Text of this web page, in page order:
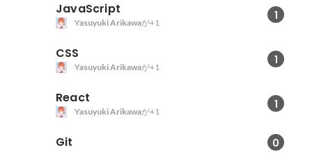
JavaScript 1
Yasuyuki Arikawaが+1
CSS 1
Yasuyuki Arikawaが+1
React 1
Yasuyuki Arikawaが+1
Git 0